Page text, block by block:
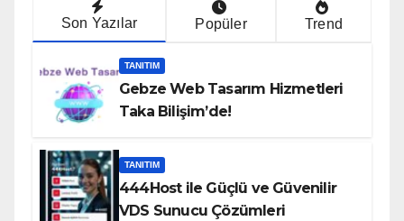
Son Yazılar Popüler Trend
TANITIM
Gebze Web Tasarım Hizmetleri
Taka Bilişim’de!
TANITIM
444Host ile Güçlü ve Güvenilir
VDS Sunucu Çözümleri